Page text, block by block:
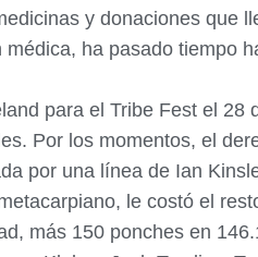
y donaciones que
ha pasado tiempo
para el Tribe Fest el
Por los momentos, el
por una línea de Ian
le costó el
más 150 ponches en